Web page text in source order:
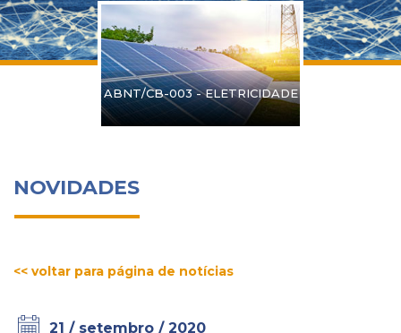
ABNT/CB-003 - ELETRICIDADE
NOVIDADES
<< voltar para página de notícias
21 / setembro / 2020